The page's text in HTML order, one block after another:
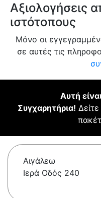
Αξιολογήσεις
ιστότοπους
Μόνο οι
σε αυτές τις
Αυτή
Συγχαρητήρια!
Αιγάλεω
Ιερά Οδός 240